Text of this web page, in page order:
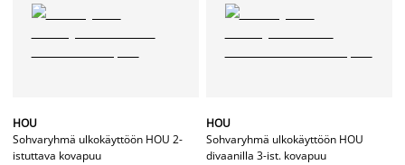
HOU
Sohvaryhmä ulkokäyttöön HOU 2-
istuttava kovapuu
HOU
Sohvaryhmä ulkokäyttöön HOU
divaanilla 3-ist. kovapuu